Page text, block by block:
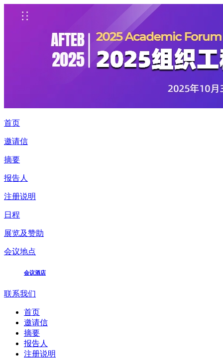
首页
邀请信
摘要
报告人
注册说明
日程
展览及赞助
会议地点
会议酒店
联系我们
首页
邀请信
摘要
报告人
注册说明